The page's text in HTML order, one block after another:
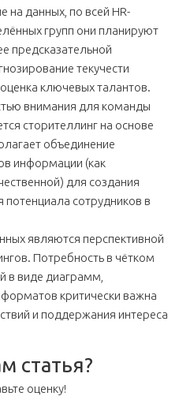
на данных, по всей HR-
групп они планируют
предсказательной
текучести
ключевых талантов.
внимания для команды
сторителлинг на основе
объединение
информации (как
для создания
сотрудников в
являются перспективной
Потребность в чётком
в виде диаграмм,
критически важна
и поддержания интереса
статья?
оценку!